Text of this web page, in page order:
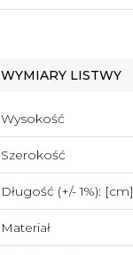
WYMIARY LISTWY
Wysokość
Szerokość
Długość (+/- 1%): [cm]
Materiał